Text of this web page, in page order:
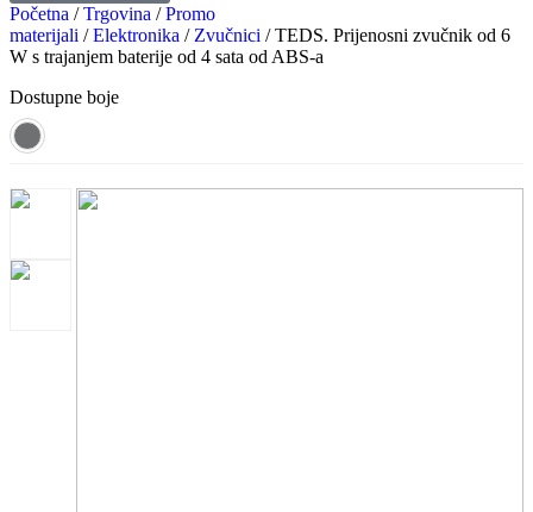
Početna /Trgovina /Promo
materijali /Elektronika / Zvučnici / TEDS. Prijenosni zvučnik od 6
W s trajanjem baterije od 4 sata od ABS-a
Dostupne boje